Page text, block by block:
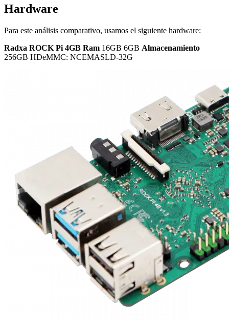
Hardware
Para este análisis comparativo, usamos el siguiente hardware:
Radxa ROCK Pi 4GB Ram 16GB 6GB Almacenamiento
256GB HDeMMC: NCEMASLD-32G